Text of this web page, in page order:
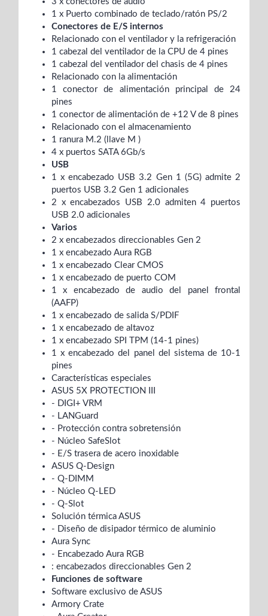
1 x Puerto combinado de teclado/ratón PS/2
Conectores de E/S internos
Relacionado con el ventilador y la refrigeración
1 cabezal del ventilador de la CPU de 4 pines
1 cabezal del ventilador del chasis de 4 pines
Relacionado con la alimentación
1 conector de alimentación principal de 24
pines
1 conector de alimentación de +12 V de 8 pines
Relacionado con el almacenamiento
1 ranura M.2 (llave M )
4 x puertos SATA 6Gb/s
USB
1 x encabezado USB 3.2 Gen 1 (5G) admite 2
puertos USB 3.2 Gen 1 adicionales
2 x encabezados USB 2.0 admiten 4 puertos
USB 2.0 adicionales
Varios
2 x encabezados direccionables Gen 2
1 x encabezado Aura RGB
1 x encabezado Clear CMOS
1 x encabezado de puerto COM
1 x encabezado de audio del panel frontal
(AAFP)
1 x encabezado de salida S/PDIF
1 x encabezado de altavoz
1 x encabezado SPI TPM (14-1 pines)
1 x encabezado del panel del sistema de 10-1
pines
Características especiales
ASUS 5X PROTECTION III
- DIGI+ VRM
- LANGuard
- Protección contra sobretensión
- Núcleo SafeSlot
- E/S trasera de acero inoxidable
ASUS Q-Design
- Q-DIMM
- Núcleo Q-LED
- Q-Slot
Solución térmica ASUS
- Diseño de disipador térmico de aluminio
Aura Sync
- Encabezado Aura RGB
: encabezados direccionables Gen 2
Funciones de software
Software exclusivo de ASUS
Armory Crate